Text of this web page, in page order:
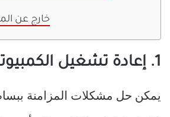
خارج عن
1. إعادة تشغيل الكمبيوتر
يمكن حل مشكلات المزامنة